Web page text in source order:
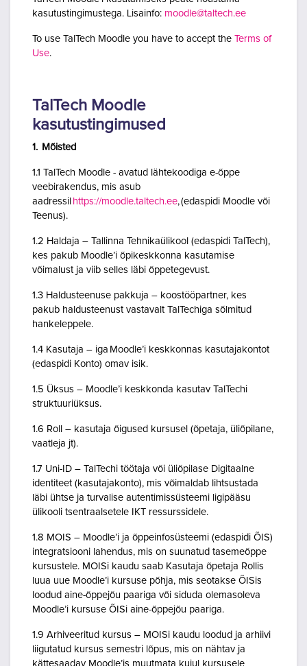
kasutustingimustega. Lisainfo: moodle@taltech.ee
To use TalTech Moodle you have to accept the Terms of
Use.
TalTech Moodle
kasutustingimused
1. Mõisted
1.1 TalTech Moodle - avatud lähtekoodiga e-õppe
veebirakendus, mis asub
aadressil https://moodle.taltech.ee, (edaspidi Moodle või
Teenus).
1.2 Haldaja – Tallinna Tehnikaülikool (edaspidi TalTech),
kes pakub Moodle’i õpikeskkonna kasutamise
võimalust ja viib selles läbi õppetegevust.
1.3 Haldusteenuse pakkuja – koostööpartner, kes
pakub haldusteenust vastavalt TalTechiga sõlmitud
hankeleppele.
1.4 Kasutaja – iga Moodle’i keskkonnas kasutajakontot
(edaspidi Konto) omav isik.
1.5 Üksus – Moodle’i keskkonda kasutav TalTechi
struktuuriüksus.
1.6 Roll – kasutaja õigused kursusel (õpetaja, üliõpilane,
vaatleja jt).
1.7 Uni-ID – TalTechi töötaja või üliõpilase Digitaalne
identiteet (kasutajakonto), mis võimaldab lihtsustada
läbi ühtse ja turvalise autentimissüsteemi ligipääsu
ülikooli tsentraalsetele IKT ressurssidele.
1.8 MOIS – Moodle’i ja õppeinfosüsteemi (edaspidi ÕIS)
integratsiooni lahendus, mis on suunatud tasemeõppe
kursustele. MOISi kaudu saab Kasutaja õpetaja Rollis
luua uue Moodle’i kursuse põhja, mis seotakse ÕISis
loodud aine-õppejõu paariga või siduda olemasoleva
Moodle’i kursuse ÕISi aine-õppejõu paariga.
1.9 Arhiveeritud kursus – MOISi kaudu loodud ja arhiivi
liigutatud kursus semestri lõpus, mis on nähtav ja
kättesaadav Moodle’is muutmata kujul kursusele